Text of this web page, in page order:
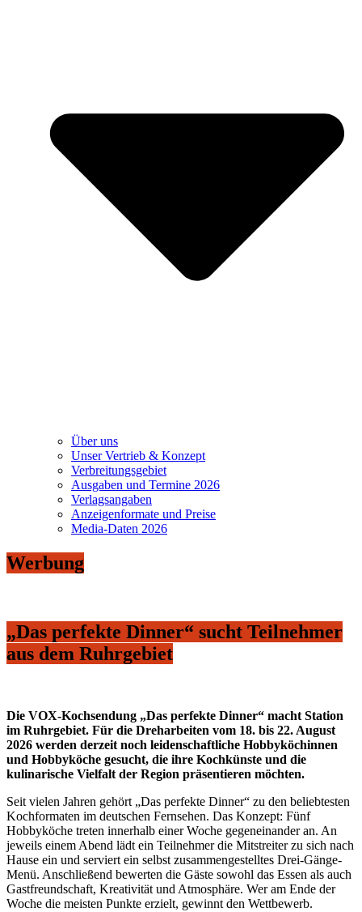
Über uns
Unser Vertrieb & Konzept
Verbreitungsgebiet
Ausgaben und Termine 2026
Verlagsangaben
Anzeigenformate und Preise
Media-Daten 2026
Werbung
„Das perfekte Dinner“ sucht Teilnehmer
aus dem Ruhrgebiet
Die VOX-Kochsendung „Das perfekte Dinner“ macht Station
im Ruhrgebiet. Für die Dreharbeiten vom 18. bis 22. August
2026 werden derzeit noch leidenschaftliche Hobbyköchinnen
und Hobbyköche gesucht, die ihre Kochkünste und die
kulinarische Vielfalt der Region präsentieren möchten.
Seit vielen Jahren gehört „Das perfekte Dinner“ zu den beliebtesten
Kochformaten im deutschen Fernsehen. Das Konzept: Fünf
Hobbyköche treten innerhalb einer Woche gegeneinander an. An
jeweils einem Abend lädt ein Teilnehmer die Mitstreiter zu sich nach
Hause ein und serviert ein selbst zusammengestelltes Drei-Gänge-
Menü. Anschließend bewerten die Gäste sowohl das Essen als auch
Gastfreundschaft, Kreativität und Atmosphäre. Wer am Ende der
Woche die meisten Punkte erzielt, gewinnt den Wettbewerb.